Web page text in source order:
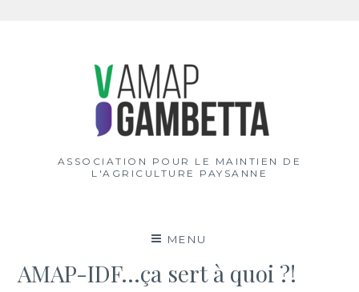
ASSOCIATION POUR LE MAINTIEN DE
L'AGRICULTURE PAYSANNE
MENU
AMAP-IDF…ça sert à quoi ?!